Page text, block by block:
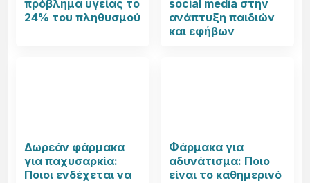
πρόβλημα υγείας το
24% του πληθυσμού
social media στην
ανάπτυξη παιδιών
και εφήβων
Δωρεάν φάρμακα
για παχυσαρκία:
Ποιοι ενδέχεται να
Φάρμακα για
αδυνάτισμα: Ποιο
είναι το καθημερινό